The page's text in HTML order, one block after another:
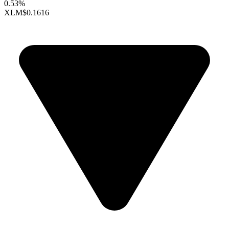
0.53%
XLM$0.1616